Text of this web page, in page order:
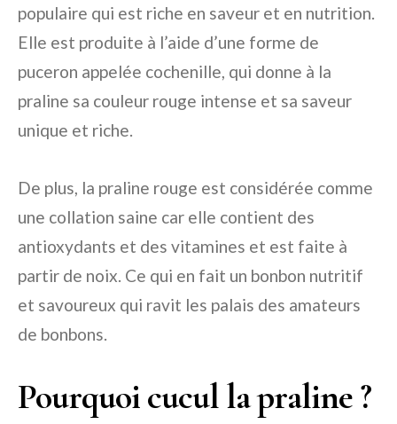
populaire qui est riche en saveur et en nutrition.
Elle est produite à l’aide d’une forme de
puceron appelée cochenille, qui donne à la
praline sa couleur rouge intense et sa saveur
unique et riche.
De plus, la praline rouge est considérée comme
une collation saine car elle contient des
antioxydants et des vitamines et est faite à
partir de noix. Ce qui en fait un bonbon nutritif
et savoureux qui ravit les palais des amateurs
de bonbons.
Pourquoi cucul la praline ?